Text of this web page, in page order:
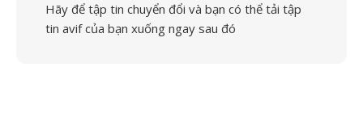
Hãy để tập tin chuyển đổi và bạn có thể tải tập
tin avif của bạn xuống ngay sau đó